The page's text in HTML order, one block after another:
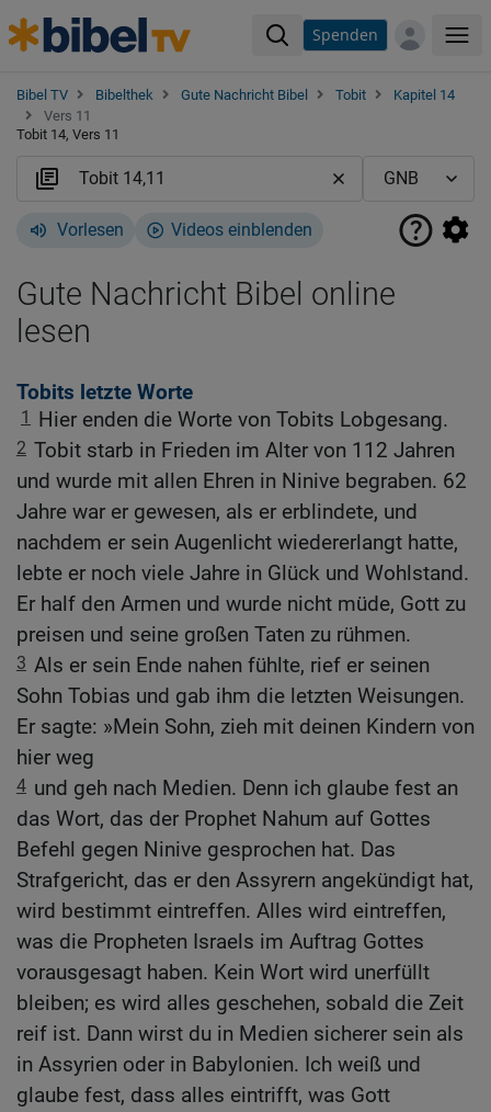
Spenden
Bibel TV Bibelthek Gute Nachricht Bibel Tobit
Kapitel 14
Vers 11
Tobit 14, Vers 11
Vorlesen Videos einblenden
Gute Nachricht Bibel online
lesen
Tobits letzte Worte
1 Hier enden die Worte von Tobits Lobgesang.
2 Tobit starb in Frieden im Alter von 112 Jahren
und wurde mit allen Ehren in Ninive begraben. 62
Jahre war er gewesen, als er erblindete, und
nachdem er sein Augenlicht wiedererlangt hatte,
lebte er noch viele Jahre in Glück und Wohlstand.
Er half den Armen und wurde nicht müde, Gott zu
preisen und seine großen Taten zu rühmen.
3 Als er sein Ende nahen fühlte, rief er seinen
Sohn Tobias und gab ihm die letzten Weisungen.
Er sagte: »Mein Sohn, zieh mit deinen Kindern von
hier weg
4 und geh nach Medien. Denn ich glaube fest an
das Wort, das der Prophet Nahum auf Gottes
Befehl gegen Ninive gesprochen hat. Das
Strafgericht, das er den Assyrern angekündigt hat,
wird bestimmt eintreffen. Alles wird eintreffen,
was die Propheten Israels im Auftrag Gottes
vorausgesagt haben. Kein Wort wird unerfüllt
bleiben; es wird alles geschehen, sobald die Zeit
reif ist. Dann wirst du in Medien sicherer sein als
in Assyrien oder in Babylonien. Ich weiß und
glaube fest, dass alles eintrifft, was Gott